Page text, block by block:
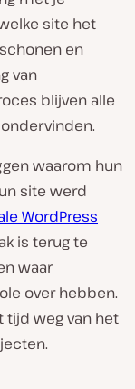
site het
en
van
blijven alle
waarom hun
site werd
WordPress
is terug te
waar
over hebben.
weg van het